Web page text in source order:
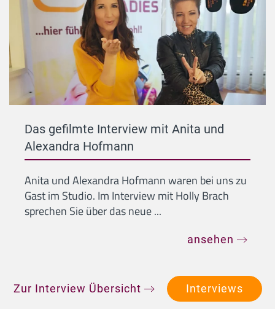
Das gefilmte Interview mit Anita und
Alexandra Hofmann
Anita und Alexandra Hofmann waren bei uns zu
Gast im Studio. Im Interview mit Holly Brach
sprechen Sie über das neue ...
ansehen
Zur Interview Übersicht Interviews